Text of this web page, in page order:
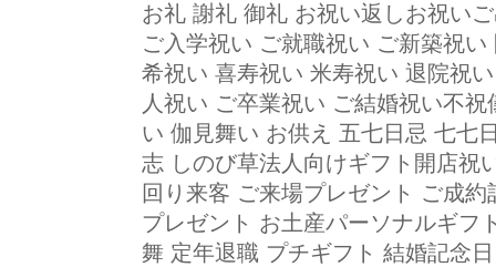
お礼 謝礼 御礼 お祝い返しお祝い
ご入学祝い ご就職祝い ご新築祝
希祝い 喜寿祝い 米寿祝い 退院祝
人祝い ご卒業祝い ご結婚祝い不
い 伽見舞い お供え 五七日忌 七七
志 しのび草法人向けギフト開店祝
回り来客 ご来場プレゼント ご成
プレゼント お土産パーソナルギフ
舞 定年退職 プチギフト 結婚記念